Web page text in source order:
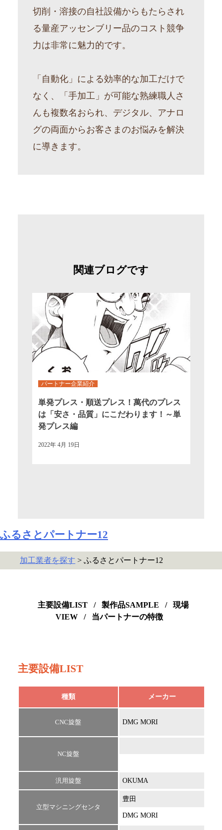
切削・溶接の自社設備からもたらされ
る量産アッセンブリー品のコスト競争
力は非常に魅力的です。
「自動化」による効率的な加工だけで
なく、「手加工」が可能な熟練職人さ
んも複数名おられ、デジタル、アナロ
グの両面からお客さまのお悩みを解決
に導きます。
関連ブログです
パートナー企業紹介
単発プレス・順送プレス！萬代のプレス
は「安さ・品質」にこだわります！～単
発プレス編
2022年 4月 19日
ふるさとパートナー12
加工業者を探す > ふるさとパートナー12
主要設備LIST / 製作品SAMPLE /
現場
VIEW
/ 当パートナーの特徴
主要設備LIST
種類 メーカー
CNC旋盤 DMG MORI
NC旋盤
汎用旋盤 OKUMA
立型マシニングセンタ
豊田
DMG MORI